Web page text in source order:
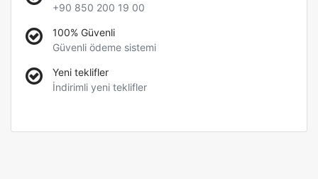
+90 850 200 19 00
100% Güvenli
Güvenli ödeme sistemi
Yeni teklifler
İndirimli yeni teklifler